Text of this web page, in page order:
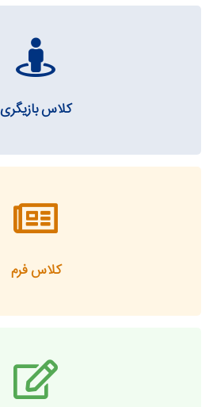
کلاس بازیگری
کلاس فرم